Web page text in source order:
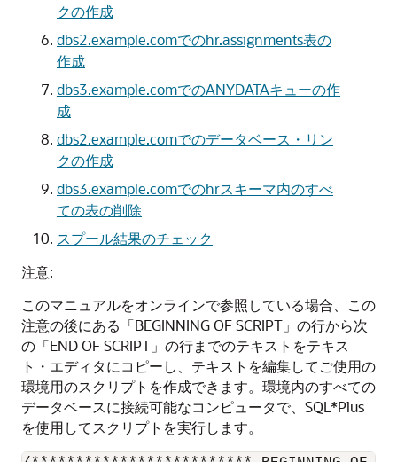
クの作成
dbs2.example.comでのhr.assignments表の
作成
dbs3.example.comでのANYDATAキューの作
成
dbs2.example.comでのデータベース・リン
クの作成
dbs3.example.comでのhrスキーマ内のすべ
ての表の削除
スプール結果のチェック
注意:
このマニュアルをオンラインで参照している場合、この
注意の後にある「BEGINNING OF SCRIPT」の行から次
の「END OF SCRIPT」の行までのテキストをテキス
ト・エディタにコピーし、テキストを編集してご使用の
環境用のスクリプトを作成できます。環境内のすべての
データベースに接続可能なコンピュータで、SQL*Plus
を使用してスクリプトを実行します。